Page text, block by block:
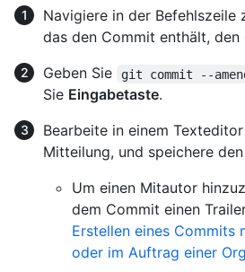
Navigiere in der Befehlszeile
das den Commit enthält,
Geben Sie
git commit --
Sie Eingabetaste.
Bearbeite in einem
Mitteilung, und speichere
Um einen Mitautor
dem Commit einen
Erstellen eines Commits
oder im Auftrag einer